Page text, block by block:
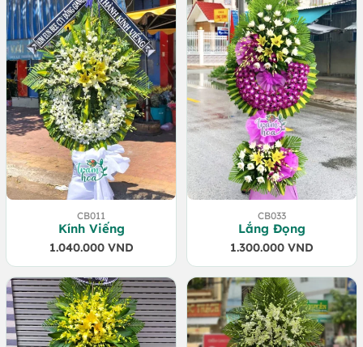
CB011
Kính Viếng
1.040.000 VND
CB033
Lắng Đọng
1.300.000 VND